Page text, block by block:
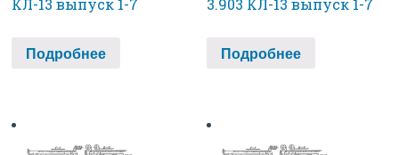
КЛ-13 выпуск 1-7
Подробнее
3.903 КЛ-13 выпуск 1-7
Подробнее